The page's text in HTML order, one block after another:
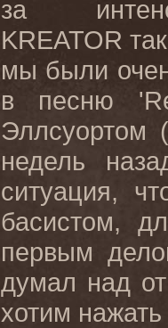
за
KREATOR
мы были
в песню
Эллсуортом
недель
ситуация,
басистом,
первым
думал над
хотим